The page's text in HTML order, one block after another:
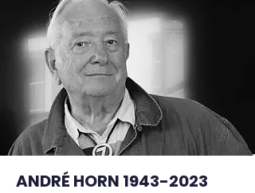
ANDRÉ HORN 1943-2023